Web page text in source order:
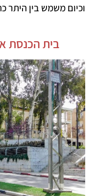
וכיום משמש בין היתר
בית הכנסת